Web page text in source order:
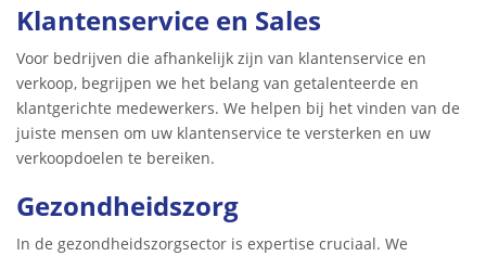
Klantenservice en Sales
Voor bedrijven die afhankelijk zijn van klantenservice en
verkoop, begrijpen we het belang van getalenteerde en
klantgerichte medewerkers. We helpen bij het vinden van de
juiste mensen om uw klantenservice te versterken en uw
verkoopdoelen te bereiken.
Gezondheidszorg
In de gezondheidszorgsector is expertise cruciaal. We